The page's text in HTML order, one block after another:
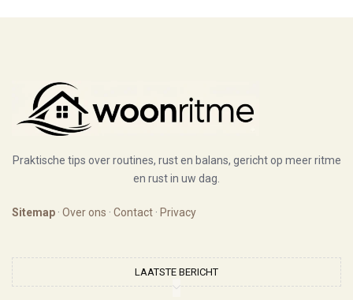
Praktische tips over routines, rust en balans, gericht op meer ritme
en rust in uw dag.
Sitemap · Over ons · Contact · Privacy
LAATSTE BERICHT